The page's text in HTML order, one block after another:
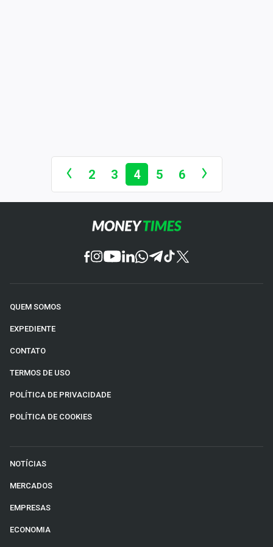
2 3 4 5 6
QUEM SOMOS
EXPEDIENTE
CONTATO
TERMOS DE USO
POLÍTICA DE PRIVACIDADE
POLÍTICA DE COOKIES
NOTÍCIAS
MERCADOS
EMPRESAS
ECONOMIA